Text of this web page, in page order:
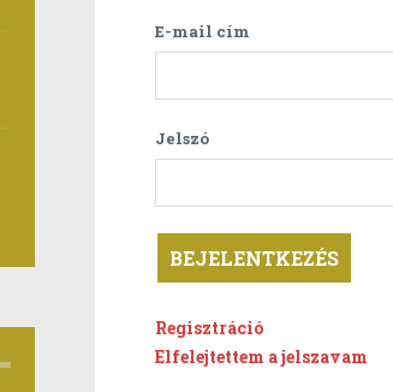
E-mail cím
Jelszó
Regisztráció
Elfelejtettem a jelszavam